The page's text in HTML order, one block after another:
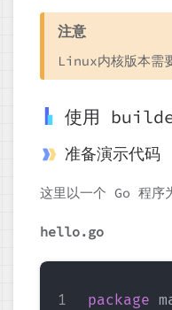
注意
Linux内核版本
使用
准备演示代码
这里以一个 Go 程序
hello.go
package